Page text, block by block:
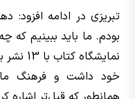
خود داشت و فرهنگ